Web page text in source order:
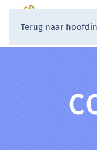
Terug naar